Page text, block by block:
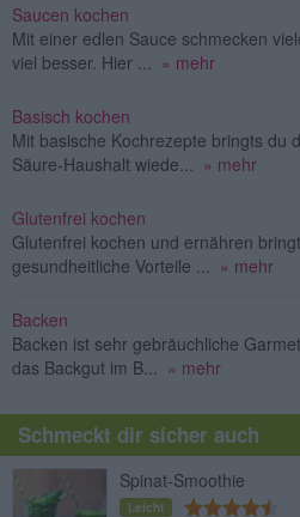
Saucen kochen
Mit einer edlen Sauce schmecken
viel besser. Hier ...
» mehr
Basisch kochen
Mit basische Kochrezepte bringts du
Säure-Haushalt wiede...
» mehr
Glutenfrei kochen
Glutenfrei kochen und ernähren
gesundheitliche Vorteile ...
» mehr
Backen
Backen ist sehr gebräuchliche
das Backgut im B...
» mehr
Schmeckt dir sicher auch
Spinat-Smoothie
Leicht